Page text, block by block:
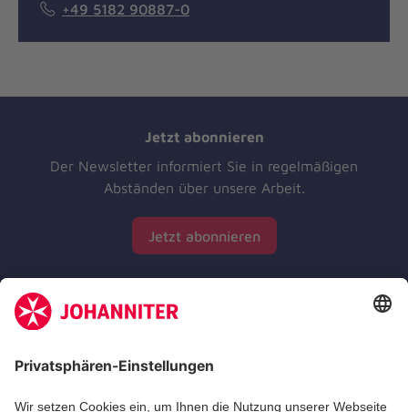
+49 5182 90887-0
Jetzt abonnieren
Der Newsletter informiert Sie in regelmäßigen
Abständen über unsere Arbeit.
Jetzt abonnieren
Zertifizierung der Johanniter-Unfall-Hilfe e.V.